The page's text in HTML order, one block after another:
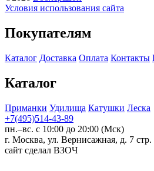
Условия использования сайта
Покупателям
Каталог Доставка Оплата Контакты
Каталог
Приманки Удилища Катушки Леска
+7(495)514-43-89
пн.–вс. с 10:00 до 20:00 (Мск)
г. Москва, ул. Вернисажная, д. 7 стр.
сайт сделал ВЗОЧ